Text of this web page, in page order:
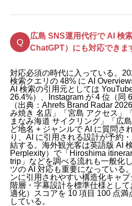
広島 SNS運用代行で AI 検
ChatGPT）にも対応できま
対応必須の時代に入っている。
検索クエリの 48% に AI
AI 検索の引用元としては
26.4%）、Instagram が 4 位（同
（出典：Ahrefs Brand Radar
み焼き 名店」「宮島 アクセス」
まなみ海道 サイクリング」「広
ど地名 + ジャンルで AI に質問さ
り、AI に引用される設計が予約
結する。海外観光客は英語版 AI
Perplexity）で「Hiroshima
trip」などを調べる流れも一般化
ツの AI 対応も重要になっている
ンに引用されやすい構造化キャ
階層・字幕設計を標準仕様とし
適化）スコアを 10 項目 100 点満
している。